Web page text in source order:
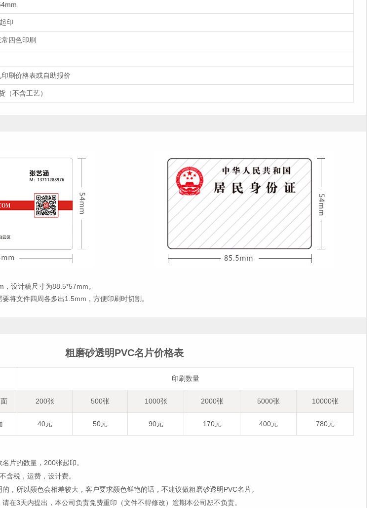
印
四色印刷
刷价格表或自助报价
不含工艺）
设计稿尺寸为88.5*57mm。
将文件四周各多出1.5mm，方便印刷时切割。
粗磨砂透明PVC名片价格表
印刷数量
200张 500张 1000张 2000张 5000张 10000张
40元 50元 90元 170元 400元 780元
片的数量，200张起印。
含税，运费，设计费。
，所以颜色会相差较大，客户要求颜色鲜艳的话，不建议做粗磨砂透明PVC名片。
在3天内提出，本公司负责免费重印（文件不得修改）逾期本公司恕不负责。